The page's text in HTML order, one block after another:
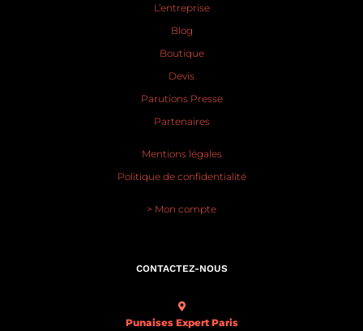
L’entreprise
Blog
Boutique
Devis
Parutions Presse
Partenaires
Mentions légales
Politique de confidentialité
> Mon compte
CONTACTEZ-NOUS
Punaises Expert Paris